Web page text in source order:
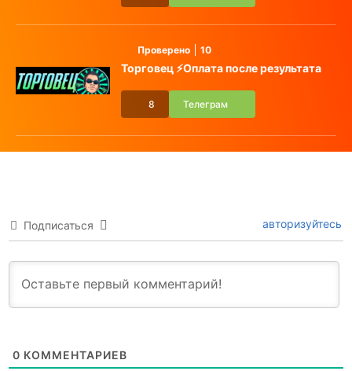
Проверено 10
Торговец ⚡️Оплата после результата
8 Телеграм
Подписаться авторизуйтесь
0 КОММЕНТАРИЕВ